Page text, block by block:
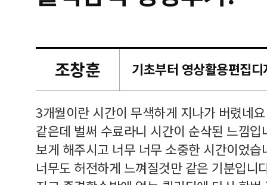
조창훈
3개월이란 시간이 무색하게 지나가 버렸네
같은데 벌써 수료라니 시간이 순삭된 느낌
보게 해주시고 너무 너무 소중한 시간이었
너무도 허전하게 느껴질것만 같은 기분입니